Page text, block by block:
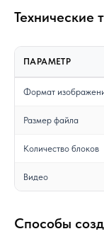
Технические
ПАРАМЕТР
Формат
Размер файла
Количество блоков
Видео
Способы